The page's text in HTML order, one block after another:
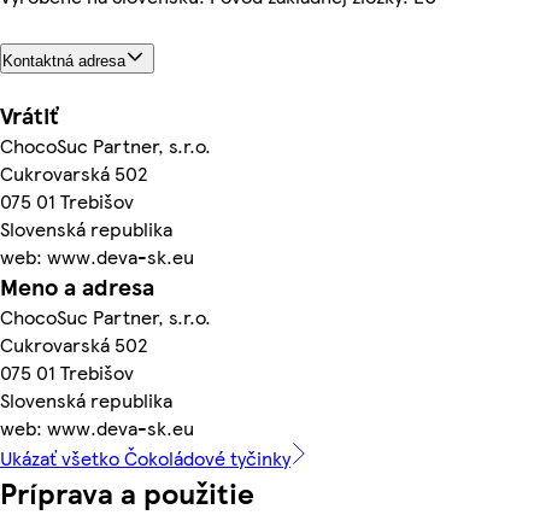
Kontaktná adresa
Vrátiť
ChocoSuc Partner, s.r.o.
Cukrovarská 502
075 01 Trebišov
Slovenská republika
web: www.deva-sk.eu
Meno a adresa
ChocoSuc Partner, s.r.o.
Cukrovarská 502
075 01 Trebišov
Slovenská republika
web: www.deva-sk.eu
Ukázať všetko Čokoládové tyčinky
Príprava a použitie